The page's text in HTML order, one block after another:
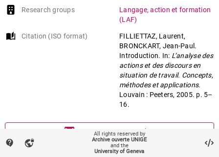
Research groups
Langage, action et formation
(LAF)
auto_stories Citation (ISO format)
FILLIETTAZ, Laurent,
BRONCKART, Jean-Paul.
Introduction. In: L’analyse des
actions et des discours en
situation de travail. Concepts,
méthodes et applications.
Louvain : Peeters, 2005. p. 5–
16.
mail Contact an UNIGE author
Something wrong on this page?
contact_support vpn_lock
All rights reserved by
Archive ouverte UNIGE
and the
University of Geneva